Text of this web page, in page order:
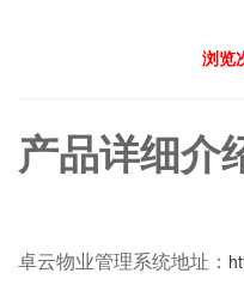
浏览
产品详细介
卓云物业管理系统地址：